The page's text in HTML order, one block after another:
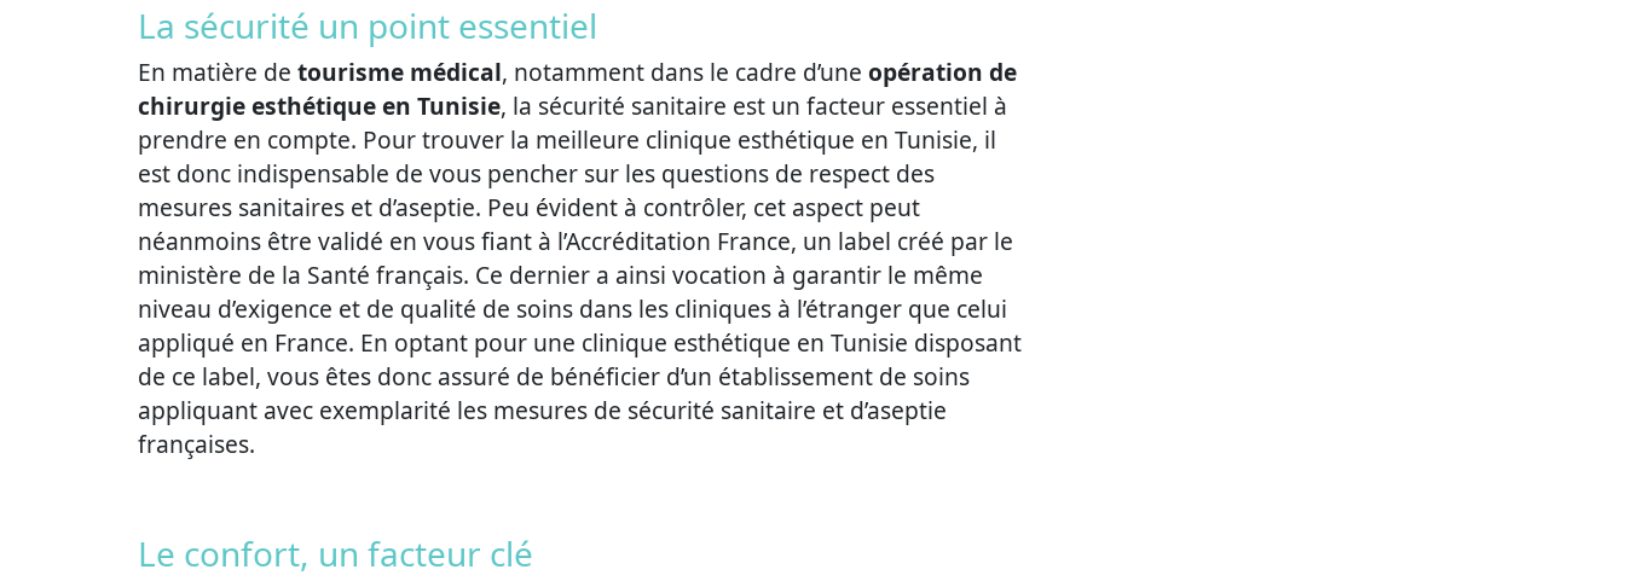
La sécurité un point essentiel
En matière de tourisme médical, notamment dans le cadre d’une opération de
chirurgie esthétique en Tunisie, la sécurité sanitaire est un facteur essentiel à
prendre en compte. Pour trouver la meilleure clinique esthétique en Tunisie, il
est donc indispensable de vous pencher sur les questions de respect des
mesures sanitaires et d’aseptie. Peu évident à contrôler, cet aspect peut
néanmoins être validé en vous fiant à l’Accréditation France, un label créé par le
ministère de la Santé français. Ce dernier a ainsi vocation à garantir le même
niveau d’exigence et de qualité de soins dans les cliniques à l’étranger que celui
appliqué en France. En optant pour une clinique esthétique en Tunisie disposant
de ce label, vous êtes donc assuré de bénéficier d’un établissement de soins
appliquant avec exemplarité les mesures de sécurité sanitaire et d’aseptie
françaises.
Le confort, un facteur clé